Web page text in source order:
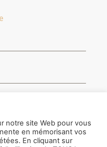
notre site Web pour vous
en mémorisant vos
En cliquant sur